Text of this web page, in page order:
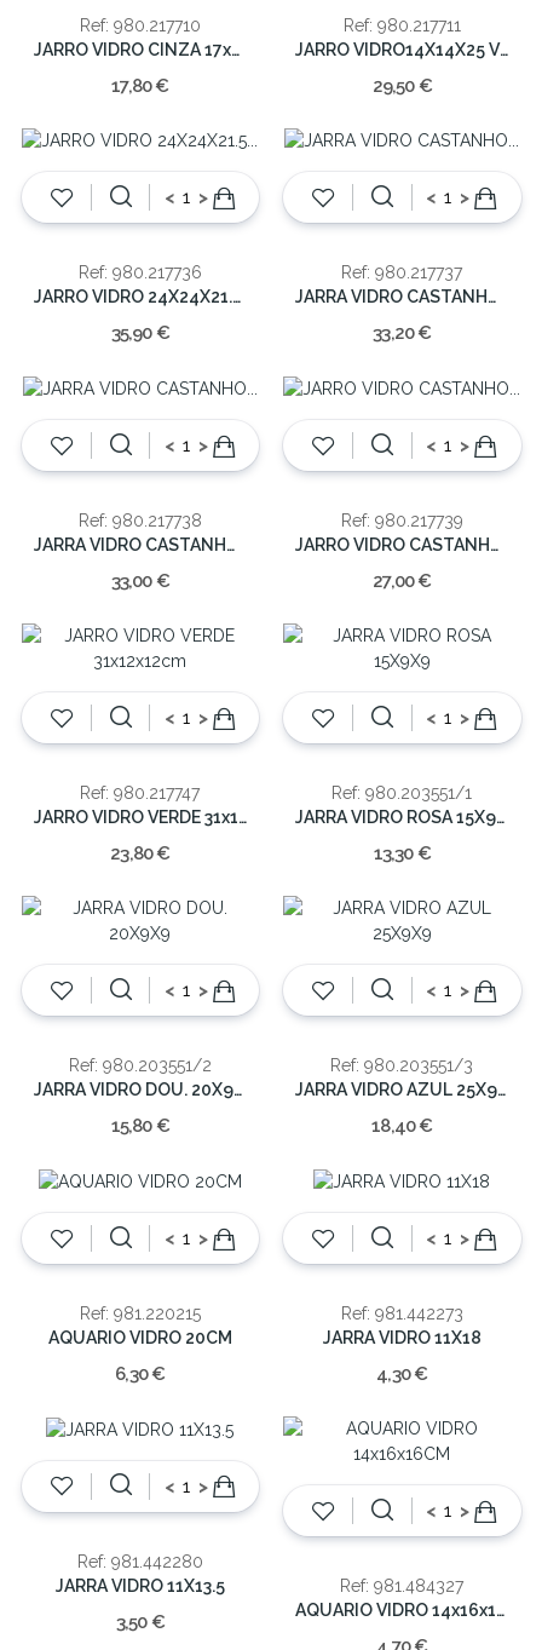
Ref: 980.217710
JARRO VIDRO CINZA 17x12x12cm
17,80 €
Ref: 980.217711
JARRO VIDRO14X14X25 VERDE
29,50 €
< >
Ref: 980.217736
JARRO VIDRO 24X24X21.5 CASTANHO
35,90 €
< >
Ref: 980.217737
JARRA VIDRO CASTANHO 29x14x14cm
33,20 €
< >
Ref: 980.217738
JARRA VIDRO CASTANHO 30.5x11x11cm
33,00 €
< >
Ref: 980.217739
JARRO VIDRO CASTANHO 21x19x19cm
27,00 €
< >
Ref: 980.217747
JARRO VIDRO VERDE 31x12x12cm
23,80 €
< >
Ref: 980.203551/1
JARRA VIDRO ROSA 15X9X9
13,30 €
< >
Ref: 980.203551/2
JARRA VIDRO DOU. 20X9X9
15,80 €
< >
Ref: 980.203551/3
JARRA VIDRO AZUL 25X9X9
18,40 €
< >
Ref: 981.220215
AQUARIO VIDRO 20CM
6,30 €
< >
Ref: 981.442273
JARRA VIDRO 11X18
4,30 €
< >
Ref: 981.442280
JARRA VIDRO 11X13.5
3,50 €
< >
Ref: 981.484327
AQUARIO VIDRO 14x16x16CM